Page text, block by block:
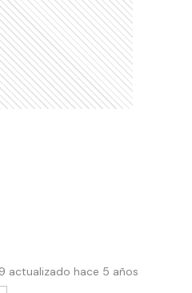
actualizado hace 5 años